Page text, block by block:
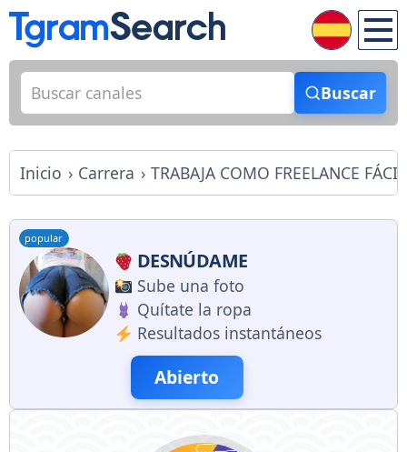
Buscar
Inicio Carrera TRABAJA COMO FREELANCE
popular
DESNÚDAME
Sube una foto
Quítate la ropa
Resultados instantáneos
Abierto